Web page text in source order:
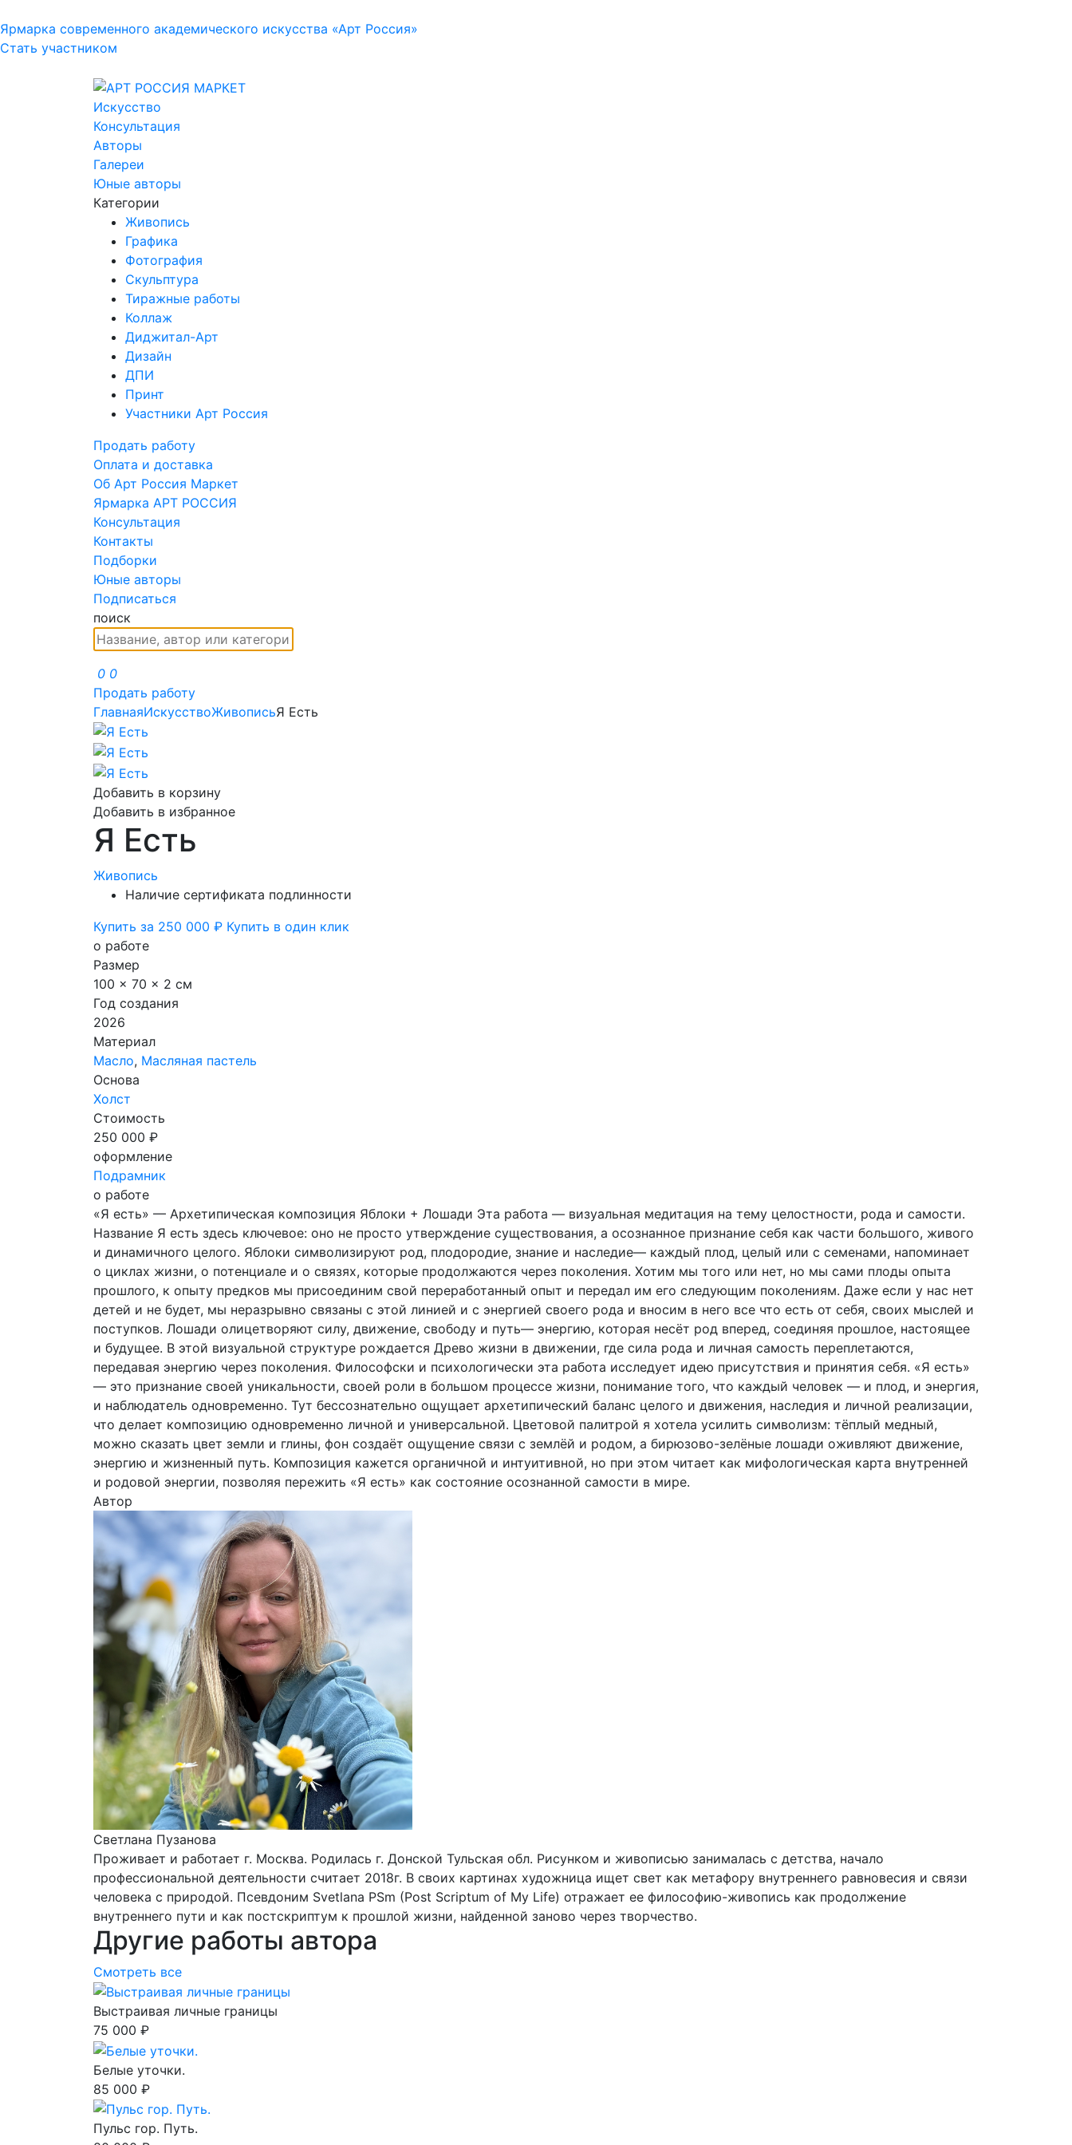
Ярмарка современного академического искусства «Арт Россия»
Стать участником
Искусство
Консультация
Авторы
Галереи
Юные авторы
Категории
Живопись
Графика
Фотография
Скульптура
Тиражные работы
Коллаж
Диджитал-Арт
Дизайн
ДПИ
Принт
Участники Арт Россия
Продать работу
Оплата и доставка
Об Арт Россия Маркет
Ярмарка АРТ РОССИЯ
Консультация
Контакты
Подборки
Юные авторы
Подписаться
поиск
0 0
Продать работу
ГлавнаяИскусствоЖивописьЯ Есть
Добавить в корзину
Добавить в избранное
Я Есть
Живопись
Наличие сертификата подлинности
Купить за 250 000 ₽ Купить в один клик
о работе
Размер
100 x 70 x 2 см
Год создания
2026
Материал
Масло, Масляная пастель
Основа
Холст
Стоимость
250 000 ₽
оформление
Подрамник
о работе
«Я есть» — Архетипическая композиция Яблоки + Лошади Эта работа — визуальная медитация на тему целостности, рода и самости.
Название Я есть здесь ключевое: оно не просто утверждение существования, а осознанное признание себя как части большого, живого
и динамичного целого. Яблоки символизируют род, плодородие, знание и наследие— каждый плод, целый или с семенами, напоминает
о циклах жизни, о потенциале и о связях, которые продолжаются через поколения. Хотим мы того или нет, но мы сами плоды опыта
прошлого, к опыту предков мы присоединим свой переработанный опыт и передал им его следующим поколениям. Даже если у нас нет
детей и не будет, мы неразрывно связаны с этой линией и с энергией своего рода и вносим в него все что есть от себя, своих мыслей и
поступков. Лошади олицетворяют силу, движение, свободу и путь— энергию, которая несёт род вперед, соединяя прошлое, настоящее
и будущее. В этой визуальной структуре рождается Древо жизни в движении, где сила рода и личная самость переплетаются,
передавая энергию через поколения. Философски и психологически эта работа исследует идею присутствия и принятия себя. «Я есть»
— это признание своей уникальности, своей роли в большом процессе жизни, понимание того, что каждый человек — и плод, и энергия,
и наблюдатель одновременно. Тут бессознательно ощущает архетипический баланс целого и движения, наследия и личной реализации,
что делает композицию одновременно личной и универсальной. Цветовой палитрой я хотела усилить символизм: тёплый медный,
можно сказать цвет земли и глины, фон создаёт ощущение связи с землёй и родом, а бирюзово-зелёные лошади оживляют движение,
энергию и жизненный путь. Композиция кажется органичной и интуитивной, но при этом читает как мифологическая карта внутренней
и родовой энергии, позволяя пережить «Я есть» как состояние осознанной самости в мире.
Автор
Светлана Пузанова
Проживает и работает г. Москва. Родилась г. Донской Тульская обл. Рисунком и живописью занималась с детства, начало
профессиональной деятельности считает 2018г. В своих картинах художница ищет свет как метафору внутреннего равновесия и связи
человека с природой. Псевдоним Svetlana PSm (Post Scriptum of My Life) отражает ее философию-живопись как продолжение
внутреннего пути и как постскриптум к прошлой жизни, найденной заново через творчество.
Другие работы автора
Смотреть все
Выстраивая личные границы
75 000 ₽
Белые уточки.
85 000 ₽
Пульс гор. Путь.